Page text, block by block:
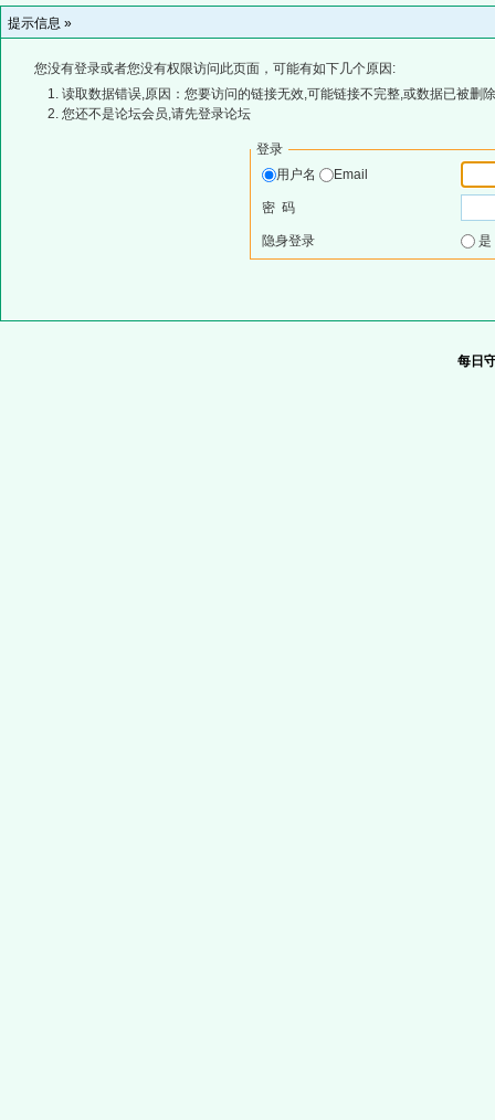
提示信息 »
您没有登录或者您没有权限访问此页面，可能有如下几个原因:
读取数据错误,原因：您要访问的链接无效,可能链接不完整,或数据已被删
您还不是论坛会员,请先登录论坛
登录
用户名
Email
密 码
隐身登录
每日